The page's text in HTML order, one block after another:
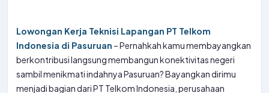
Lowongan Kerja Teknisi Lapangan PT Telkom
Indonesia di Pasuruan – Pernahkah kamu membayangkan
berkontribusi langsung membangun konektivitas negeri
sambil menikmati indahnya Pasuruan? Bayangkan dirimu
menjadi bagian dari PT Telkom Indonesia, perusahaan